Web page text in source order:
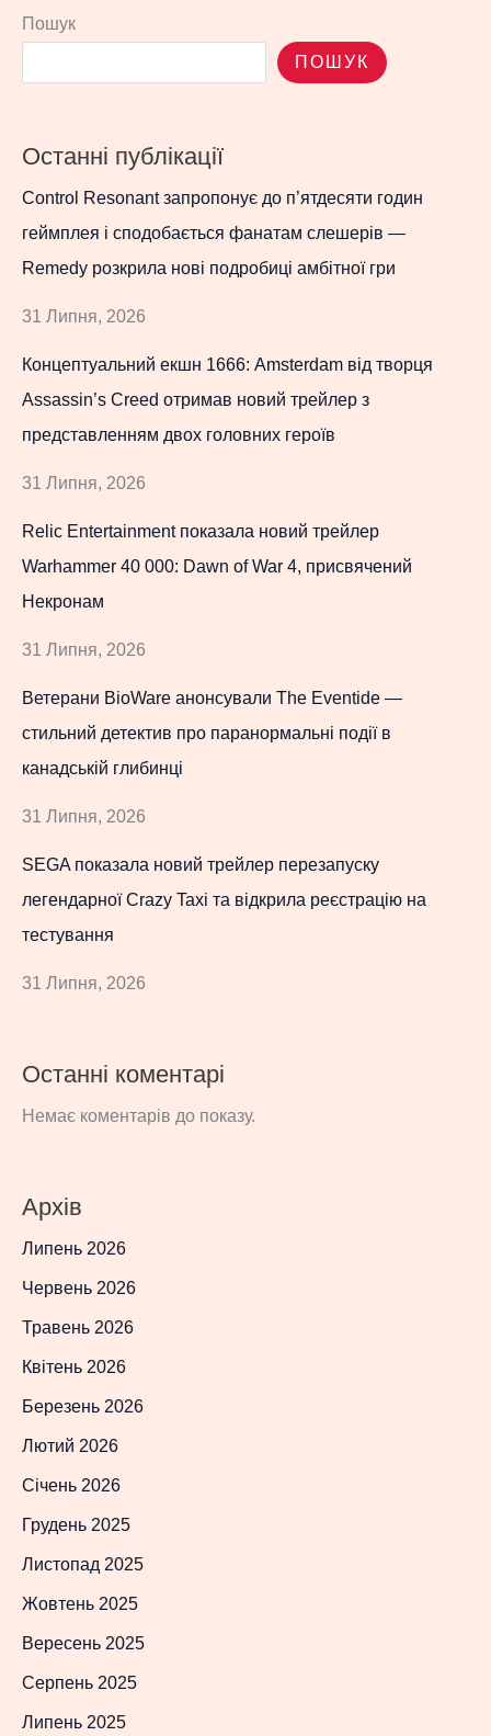
Пошук
ПОШУК
Останні публікації
Control Resonant запропонує до п’ятдесяти годин
геймплея і сподобається фанатам слешерів —
Remedy розкрила нові подробиці амбітної гри
31 Липня, 2026
Концептуальний екшн 1666: Amsterdam від творця
Assassin’s Creed отримав новий трейлер з
представленням двох головних героїв
31 Липня, 2026
Relic Entertainment показала новий трейлер
Warhammer 40 000: Dawn of War 4, присвячений
Некронам
31 Липня, 2026
Ветерани BioWare анонсували The Eventide —
стильний детектив про паранормальні події в
канадській глибинці
31 Липня, 2026
SEGA показала новий трейлер перезапуску
легендарної Crazy Taxi та відкрила реєстрацію на
тестування
31 Липня, 2026
Останні коментарі
Немає коментарів до показу.
Архів
Липень 2026
Червень 2026
Травень 2026
Квітень 2026
Березень 2026
Лютий 2026
Січень 2026
Грудень 2025
Листопад 2025
Жовтень 2025
Вересень 2025
Серпень 2025
Липень 2025